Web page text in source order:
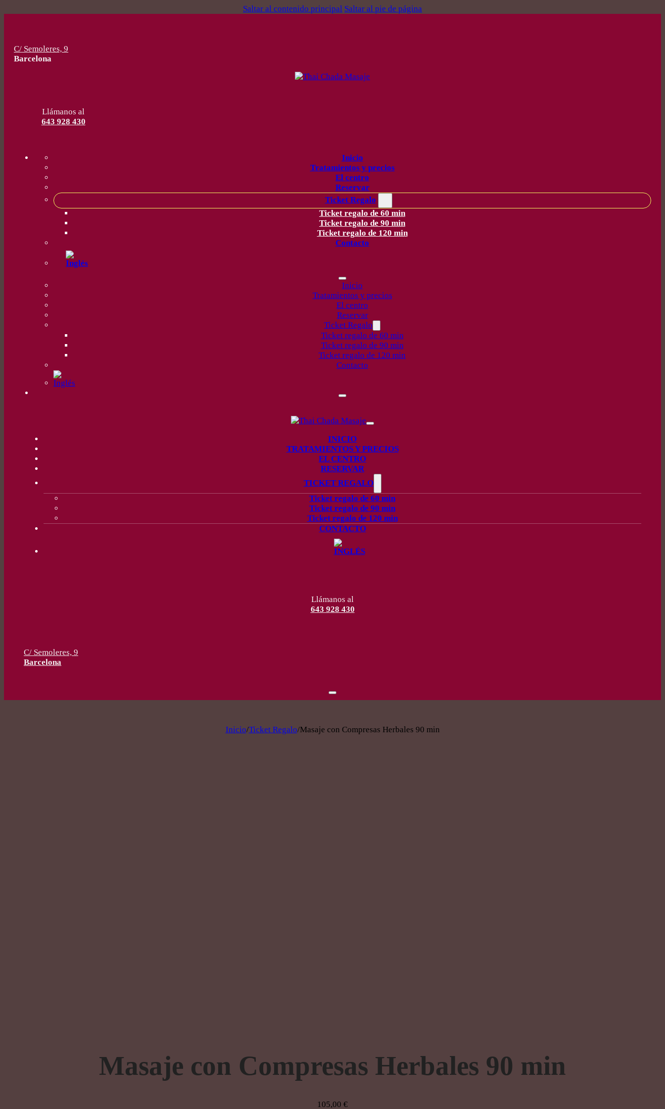
Saltar al contenido principal Saltar al pie de página
C/ Semoleres, 9
Barcelona
Llámanos al
643 928 430
Inicio
Tratamientos y precios
El centro
Reservar
Ticket Regalo
Ticket regalo de 60 min
Ticket regalo de 90 min
Ticket regalo de 120 min
Contacto
Inicio
Tratamientos y precios
El centro
Reservar
Ticket Regalo
Ticket regalo de 60 min
Ticket regalo de 90 min
Ticket regalo de 120 min
Contacto
INICIO
TRATAMIENTOS Y PRECIOS
EL CENTRO
RESERVAR
TICKET REGALO
Ticket regalo de 60 min
Ticket regalo de 90 min
Ticket regalo de 120 min
CONTACTO
Llámanos al
643 928 430
C/ Semoleres, 9
Barcelona
Inicio/Ticket Regalo/Masaje con Compresas Herbales 90 min
Masaje con Compresas Herbales 90 min
105,00 €